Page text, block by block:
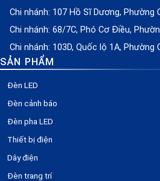
Chi nhánh: 107 Hồ Sĩ Dương, Phường
Chi nhánh: 68/7C, Phó Cơ Điều,
Chi nhánh: 103D, Quốc lộ 1A, Phường
SẢN PHẨM
Đèn LED
Đèn cảnh báo
Đèn pha LED
Thiết bị điện
Dây điện
Đèn trang trí